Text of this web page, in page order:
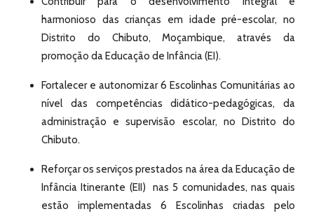
harmonioso das crianças em idade pré-escolar, no
Distrito do Chibuto, Moçambique, através da
promoção da Educação de Infância (EI).
Fortalecer e autonomizar 6 Escolinhas Comunitárias ao
nível das competências didático-pedagógicas, da
administração e supervisão escolar, no Distrito do
Chibuto.
Reforçar os serviços prestados na área da Educação de
Infância Itinerante (EII) nas 5 comunidades, nas quais
estão implementadas 6 Escolinhas criadas pelo